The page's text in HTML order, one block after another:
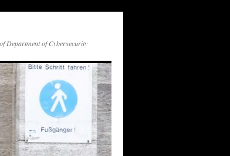
Department of Cybersecurity